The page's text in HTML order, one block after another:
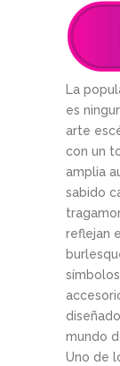
La
es
arte
con un
amplia
sabido
reflejan
mundo
Uno de